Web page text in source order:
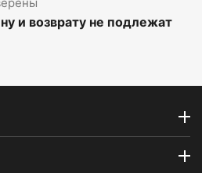
и возврату не подлежат